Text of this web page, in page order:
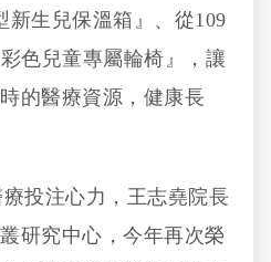
新生兒保溫箱』、從109
色兒童專屬輪椅』，讓
的醫療資源，健康長
投注心力，王志堯院長
研究中心，今年再次榮